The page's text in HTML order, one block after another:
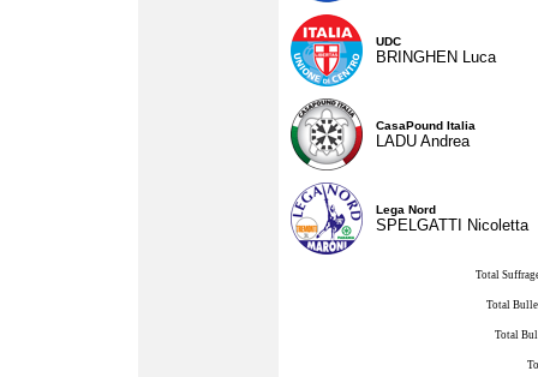
UDC
BRINGHEN Luca
CasaPound Italia
LADU Andrea
Lega Nord
SPELGATTI Nicoletta
Total
Total
Total